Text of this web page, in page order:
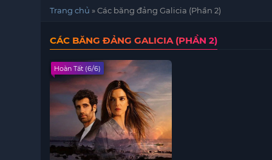
Trang chủ »Các băng đảng Galicia (Phần 2)
CÁC BĂNG ĐẢNG GALICIA (PHẦN 2)
Hoàn Tất (6/6)